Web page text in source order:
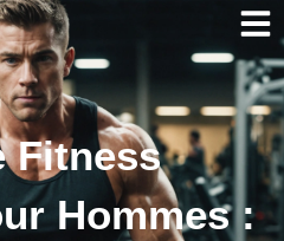
Fitness
Hommes :